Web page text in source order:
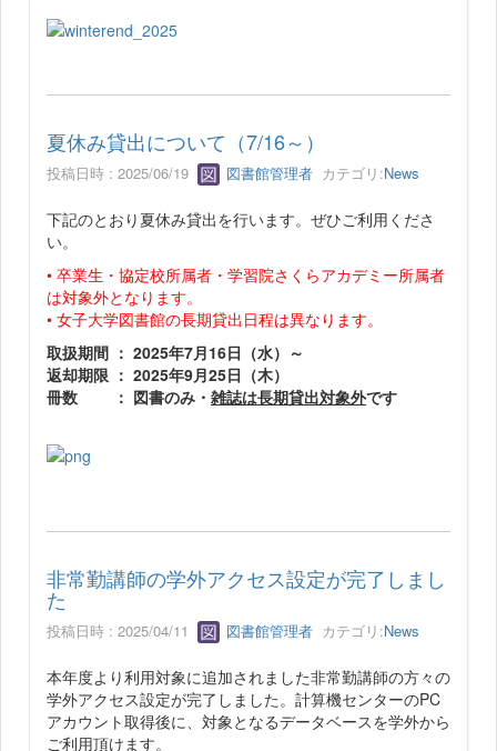
夏休み貸出について（7/16～）
投稿日時 : 2025/06/19 図書館管理者 カテゴリ:News
下記のとおり夏休み貸出を行います。ぜひご利用くださ
い。
• 卒業生・協定校所属者・学習院さくらアカデミー所属者
は対象外となります。
• 女子大学図書館の長期貸出日程は異なります。
取扱期間 ： 2025年7月16日（水）～
返却期限 ： 2025年9月25日（木）
冊数 ： 図書のみ・ 雑誌は長期貸出対象外です
非常勤講師の学外アクセス設定が完了しまし
た
投稿日時 : 2025/04/11 図書館管理者 カテゴリ:News
本年度より利用対象に追加されました非常勤講師の方々の
学外アクセス設定が完了しました。計算機センターのPC
アカウント取得後に、対象となるデータベースを学外から
ご利用頂けます。